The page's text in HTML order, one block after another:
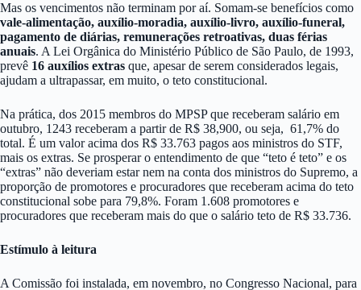
Mas os vencimentos não terminam por aí. Somam-se benefícios como
vale-alimentação, auxílio-moradia, auxílio-livro, auxílio-funeral,
pagamento de diárias, remunerações retroativas, duas férias
anuais. A Lei Orgânica do Ministério Público de São Paulo, de 1993,
prevê 16 auxílios extras que, apesar de serem considerados legais,
ajudam a ultrapassar, em muito, o teto constitucional.
Na prática, dos 2015 membros do MPSP que receberam salário em
outubro, 1243 receberam a partir de R$ 38,900, ou seja, 61,7% do
total. É um valor acima dos R$ 33.763 pagos aos ministros do STF,
mais os extras. Se prosperar o entendimento de que “teto é teto” e os
“extras” não deveriam estar nem na conta dos ministros do Supremo, a
proporção de promotores e procuradores que receberam acima do teto
constitucional sobe para 79,8%. Foram 1.608 promotores e
procuradores que receberam mais do que o salário teto de R$ 33.736.
Estímulo à leitura
A Comissão foi instalada, em novembro, no Congresso Nacional, para